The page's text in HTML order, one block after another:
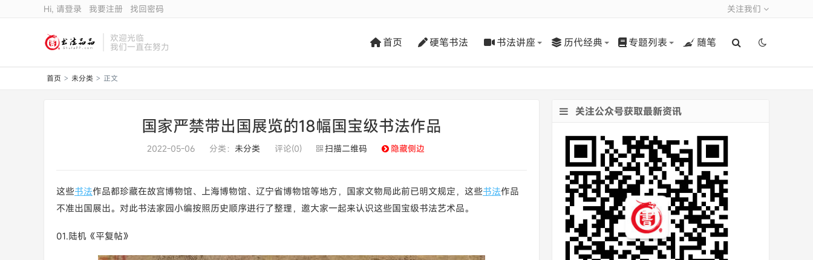
关注我们
Hi, 请登录 我要注册 找回密码
欢迎光临
我们一直在努力 首页 硬笔书法 书法讲座 历代经典 专题列表 随笔
首页 > 未分类 > 正文
国家严禁带出国展览的18幅国宝级书法作品
2022-05-06 分类： 未分类 评论(0) 扫描二维码 隐藏侧边
这些书法作品都珍藏在故宫博物馆、上海博物馆、辽宁省博物馆等地方，国家文物局此前已明文规定，这些书法作品
不准出国展出。对此书法家园小编按照历史顺序进行了整理，邀大家一起来认识这些国宝级书法艺术品。
01.陆机《平复帖》
关注公众号获取最新资讯